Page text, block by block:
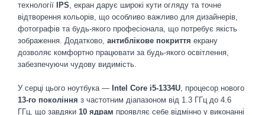
технології
IPS, екран дарує широкі кути огляду та точне
відтворення кольорів, що особливо важливо для дизайнерів,
фотографів та будь-якого професіонала, що потребує якість
зображення. Додатково, антиблікове покриття екрану
дозволяє комфортно працювати за будь-якого освітлення,
забезпечуючи чудову видимість.
У серці цього ноутбука — Intel Core i5-1334U, процесор нового
13-го покоління з частотним діапазоном від 1.3 ГГц до 4.6
ГГц, що завдяки 10 ядрам проявляє себе відмінно у виконанні